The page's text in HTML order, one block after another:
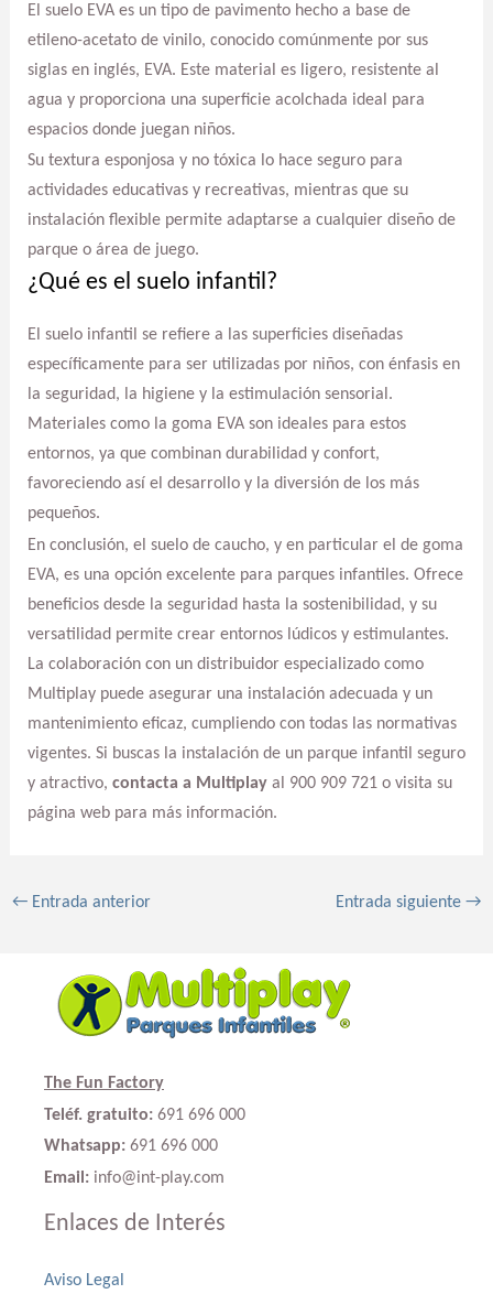
El suelo EVA es un tipo de pavimento hecho a base de
etileno-acetato de vinilo, conocido comúnmente por sus
siglas en inglés, EVA. Este material es ligero, resistente al
agua y proporciona una superficie acolchada ideal para
espacios donde juegan niños.
Su textura esponjosa y no tóxica lo hace seguro para
actividades educativas y recreativas, mientras que su
instalación flexible permite adaptarse a cualquier diseño de
parque o área de juego.
¿Qué es el suelo infantil?
El suelo infantil se refiere a las superficies diseñadas
específicamente para ser utilizadas por niños, con énfasis en
la seguridad, la higiene y la estimulación sensorial.
Materiales como la goma EVA son ideales para estos
entornos, ya que combinan durabilidad y confort,
favoreciendo así el desarrollo y la diversión de los más
pequeños.
En conclusión, el suelo de caucho, y en particular el de goma
EVA, es una opción excelente para parques infantiles. Ofrece
beneficios desde la seguridad hasta la sostenibilidad, y su
versatilidad permite crear entornos lúdicos y estimulantes.
La colaboración con un distribuidor especializado como
Multiplay puede asegurar una instalación adecuada y un
mantenimiento eficaz, cumpliendo con todas las normativas
vigentes. Si buscas la instalación de un parque infantil seguro
y atractivo, contacta a Multiplayal 900 909 721 o visita su
página web para más información.
←Entrada anterior Entrada siguiente→
The Fun Factory
Teléf. gratuito: 691 696 000
Whatsapp: 691 696 000
Email: info@int-play.com
Enlaces de Interés
Aviso Legal